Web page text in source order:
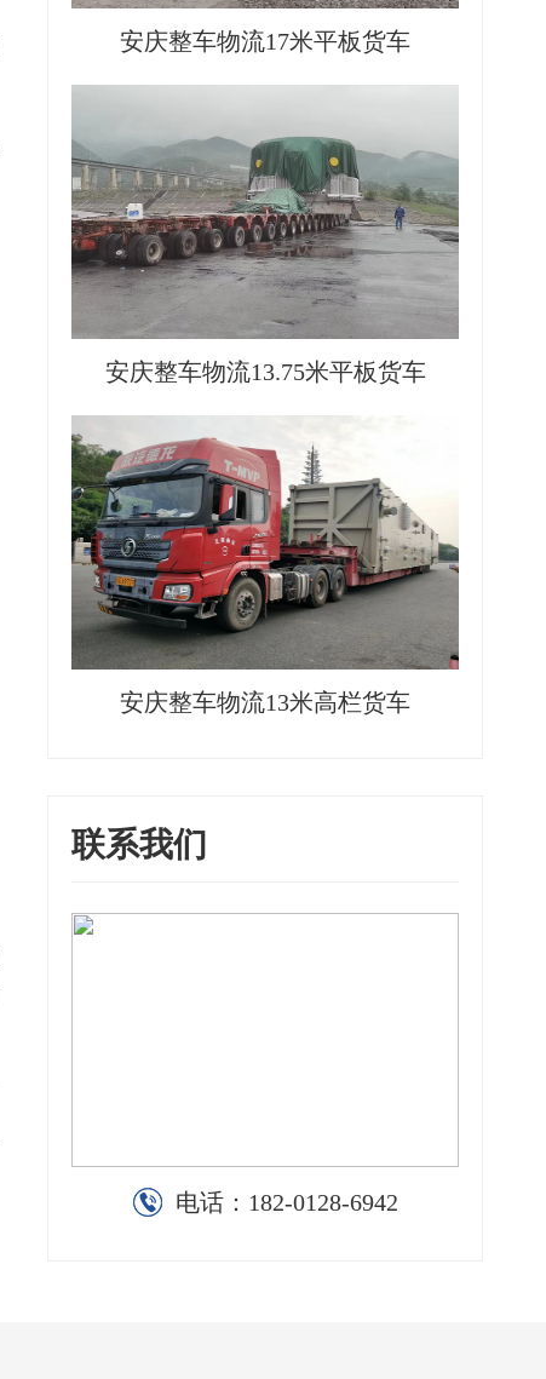
安庆整车物流17米平板货车
安庆整车物流13.75米平板货车
安庆整车物流13米高栏货车
联系我们
电话： 182-0128-6942